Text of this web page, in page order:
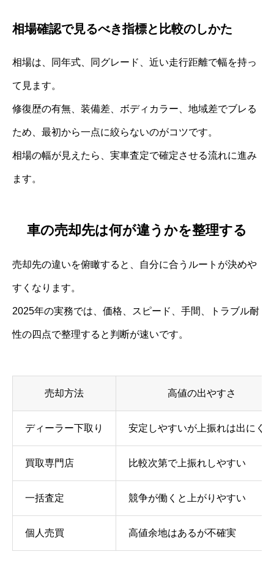
相場確認で見るべき指標と比較のしかた
相場は、同年式、同グレード、近い走行距離で幅を持っ
て見ます。
修復歴の有無、装備差、ボディカラー、地域差でブレる
ため、最初から一点に絞らないのがコツです。
相場の幅が見えたら、実車査定で確定させる流れに進み
ます。
車の売却先は何が違うかを整理する
売却先の違いを俯瞰すると、自分に合うルートが決めや
すくなります。
2025年の実務では、価格、スピード、手間、トラブル耐
性の四点で整理すると判断が速いです。
売却方法 高値の出やすさ
ディーラー下取り 安定しやすいが上振れは出にく
買取専門店 比較次第で上振れしやすい
一括査定 競争が働くと上がりやすい
個人売買 高値余地はあるが不確実